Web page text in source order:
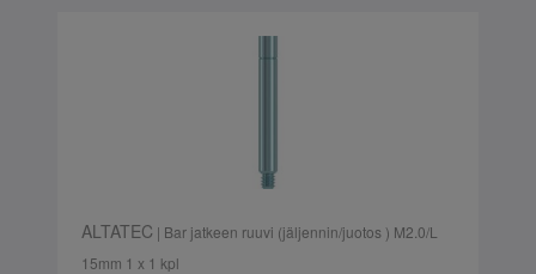
ALTATEC | Bar jatkeen ruuvi (jäljennin/juotos ) M2.0/L
15mm 1 x 1 kpl